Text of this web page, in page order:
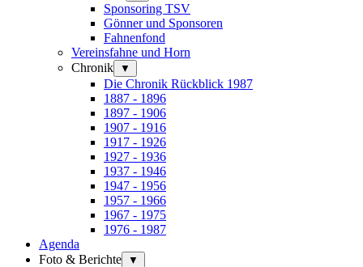
Sponsoring TSV
Gönner und Sponsoren
Fahnenfond
Vereinsfahne und Horn
Chronik
▼
Die Chronik Rückblick 1987
1887 - 1896
1897 - 1906
1907 - 1916
1917 - 1926
1927 - 1936
1937 - 1946
1947 - 1956
1957 - 1966
1967 - 1975
1976 - 1987
Agenda
Foto & Berichte
▼